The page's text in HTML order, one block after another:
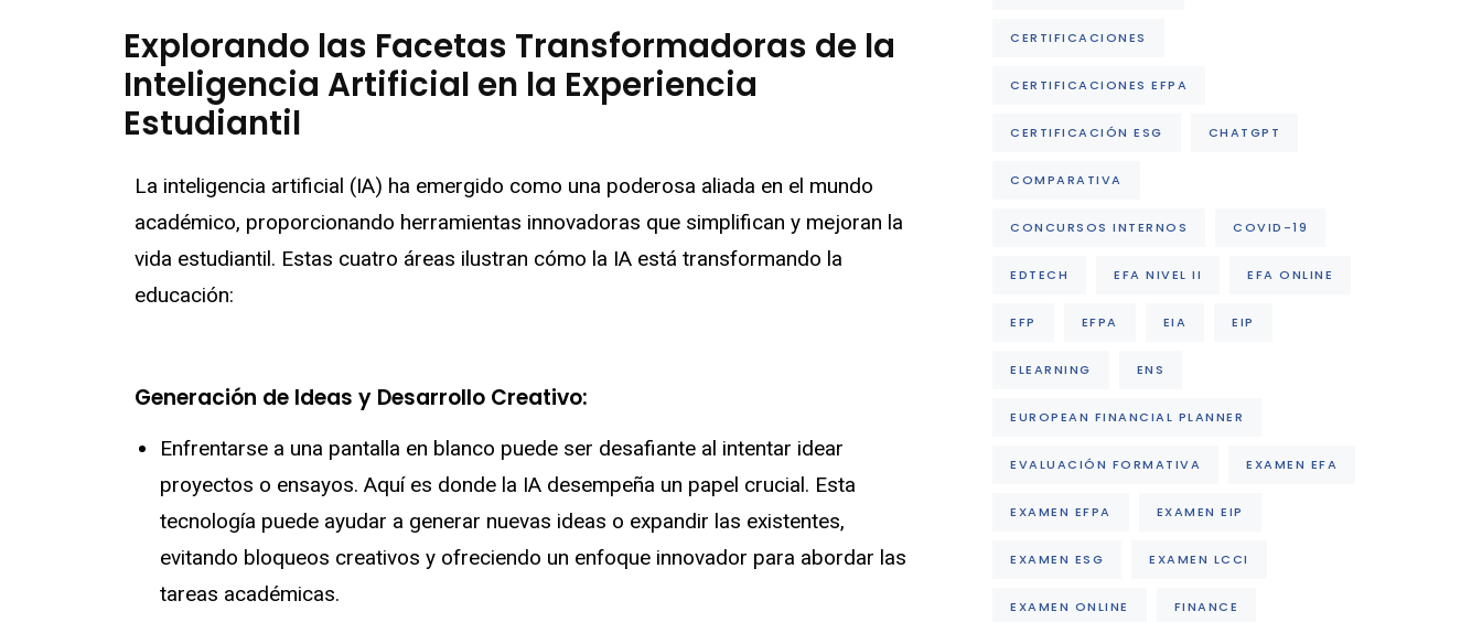
Explorando las Facetas Transformadoras de la
Inteligencia Artificial en la Experiencia
Estudiantil
La inteligencia artificial (IA) ha emergido como una poderosa aliada en el mundo
académico, proporcionando herramientas innovadoras que simplifican y mejoran la
vida estudiantil. Estas cuatro áreas ilustran cómo la IA está transformando la
educación:
Generación de Ideas y Desarrollo Creativo:
Enfrentarse a una pantalla en blanco puede ser desafiante al intentar idear
proyectos o ensayos. Aquí es donde la IA desempeña un papel crucial. Esta
tecnología puede ayudar a generar nuevas ideas o expandir las existentes,
evitando bloqueos creativos y ofreciendo un enfoque innovador para abordar las
tareas académicas.
CERTIFICACIONES
CERTIFICACIONES EFPA
CERTIFICACIÓN ESG CHATGPT
COMPARATIVA
CONCURSOS INTERNOS COVID-19
EDTECH EFA NIVEL II EFA ONLINE
EFP EFPA EIA EIP
ELEARNING ENS
EUROPEAN FINANCIAL PLANNER
EVALUACIÓN FORMATIVA EXAMEN EFA
EXAMEN EFPA EXAMEN EIP
EXAMEN ESG EXAMEN LCCI
EXAMEN ONLINE FINANCE